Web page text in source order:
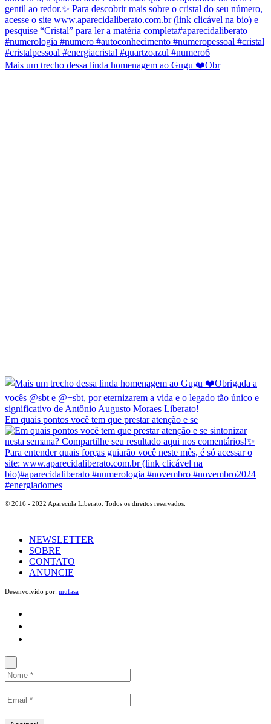
Mais um trecho dessa linda homenagem ao Gugu ❤️Obr
Em quais pontos você tem que prestar atenção e se
© 2016 - 2022 Aparecida Liberato. Todos os direitos reservados.
NEWSLETTER
SOBRE
CONTATO
ANUNCIE
Desenvolvido por: mufasa